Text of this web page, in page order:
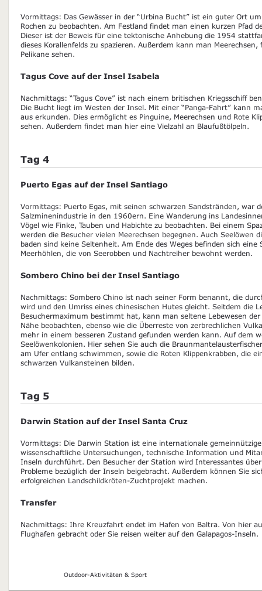
Vormittags: Das Gewässer in der “Urbina Bucht” ist ein guter Ort
Rochen zu beobachten. Am Festland findet man einen kurzen Pfad
Dieser ist der Beweis für eine tektonische Anhebung die 1954
dieses Korallenfelds zu spazieren. Außerdem kann man
Pelikane sehen.
Tagus Cove auf der Insel Isabela
Nachmittags: “Tagus Cove” ist nach einem britischen Kriegsschiff
Die Bucht liegt im Westen der Insel. Mit einer “Panga-Fahrt” kann
aus erkunden. Dies ermöglicht es Pinguine, Meerechsen und Rote
sehen. Außerdem findet man hier eine Vielzahl an Blaufußtölpeln.
Tag 4
Puerto Egas auf der Insel Santiago
Vormittags: Puerto Egas, mit seinen schwarzen Sandstränden, war
Salzminenindustrie in den 1960ern. Eine Wanderung ins
Vögel wie Finke, Tauben und Habichte zu beobachten. Bei einem
werden die Besucher vielen Meerechsen begegnen. Auch Seelöwen
baden sind keine Seltenheit. Am Ende des Weges befinden sich eine
Meerhöhlen, die von Seerobben und Nachtreiher bewohnt werden.
Sombero Chino bei der Insel Santiago
Nachmittags: Sombero Chino ist nach seiner Form benannt, die
wird und den Umriss eines chinesischen Hutes gleicht. Seitdem die
Besuchermaximum bestimmt hat, kann man seltene Lebewesen
Nähe beobachten, ebenso wie die Überreste von zerbrechlichen
mehr in einem besseren Zustand gefunden werden kann. Auf dem
Seelöwenkolonien. Hier sehen Sie auch die
am Ufer entlang schwimmen, sowie die Roten Klippenkrabben, die
schwarzen Vulkansteinen bilden.
Tag 5
Darwin Station auf der Insel Santa Cruz
Vormittags: Die Darwin Station ist eine internationale
wissenschaftliche Untersuchungen, technische Information und
Inseln durchführt. Den Besucher der Station wird Interessantes
Probleme bezüglich der Inseln beigebracht. Außerdem können Sie
erfolgreichen Landschildkröten-Zuchtprojekt machen.
Transfer
Nachmittags: Ihre Kreuzfahrt endet im Hafen von Baltra. Von hier
Flughafen gebracht oder Sie reisen weiter auf den Galapagos-Inseln.
Outdoor-Aktivitäten & Sport